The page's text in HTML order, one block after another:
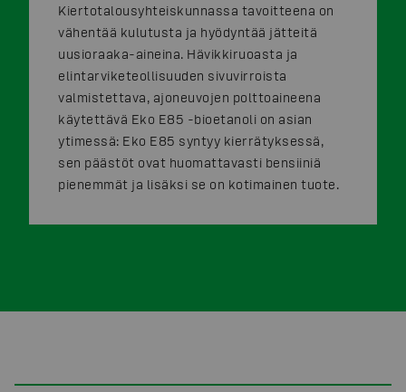
Kiertotalousyhteiskunnassa tavoitteena on
vähentää kulutusta ja hyödyntää jätteitä
uusioraaka-aineina. Hävikkiruoasta ja
elintarviketeollisuuden sivuvirroista
valmistettava, ajoneuvojen polttoaineena
käytettävä Eko E85 -bioetanoli on asian
ytimessä: Eko E85 syntyy kierrätyksessä,
sen päästöt ovat huomattavasti bensiiniä
pienemmät ja lisäksi se on kotimainen tuote.